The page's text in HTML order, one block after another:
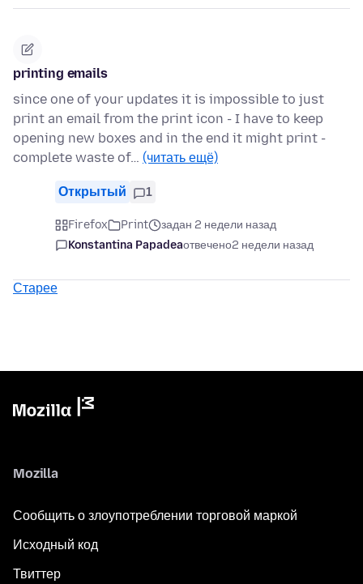
printing emails
since one of your updates it is impossible to just
print an email from the print icon - I have to keep
opening new boxes and in the end it might print -
complete waste of… (читать ещё)
Открытый 1
Firefox Print
задан 2 недели назад
Konstantina Papadeaотвечено2 недели назад
Старее
Mozilla
Сообщить о злоупотреблении торговой маркой
Исходный код
Твиттер